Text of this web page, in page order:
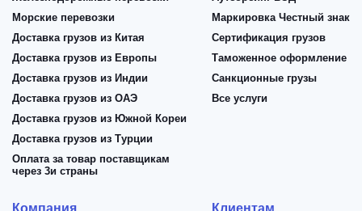
Морские перевозки
Доставка грузов из Китая
Доставка грузов из Европы
Доставка грузов из Индии
Доставка грузов из ОАЭ
Доставка грузов из Южной Кореи
Доставка грузов из Турции
Оплата за товар поставщикам
через 3и страны
Маркировка Честный знак
Сертификация грузов
Таможенное оформление
Санкционные грузы
Все услуги